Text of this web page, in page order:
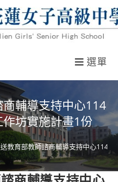
選單
輔導支持中心114
坊實施計畫1份
教育部教師諮商輔導支持中心114